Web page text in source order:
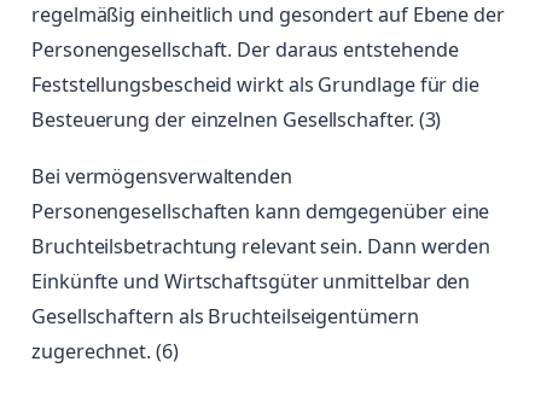
regelmäßig einheitlich und gesondert auf Ebene der
Personengesellschaft. Der daraus entstehende
Feststellungsbescheid wirkt als Grundlage für die
Besteuerung der einzelnen Gesellschafter. (3)
Bei vermögensverwaltenden
Personengesellschaften kann demgegenüber eine
Bruchteilsbetrachtung relevant sein. Dann werden
Einkünfte und Wirtschaftsgüter unmittelbar den
Gesellschaftern als Bruchteilseigentümern
zugerechnet. (6)